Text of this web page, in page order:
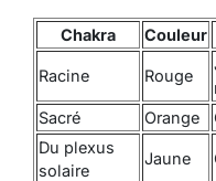
Chakra Couleur
Racine Rouge
Sacré Orange
Du plexus
solaire
Jaune